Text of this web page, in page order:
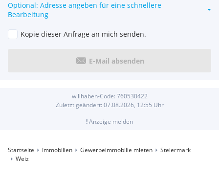
Optional: Adresse angeben für eine schnellere
Bearbeitung
Kopie dieser Anfrage an mich senden.
E-Mail absenden
willhaben-Code: 760530422
Zuletzt geändert: 07.08.2026, 12:55 Uhr
!Anzeige melden
Startseite Immobilien Gewerbeimmobilie mieten
Steiermark
Weiz